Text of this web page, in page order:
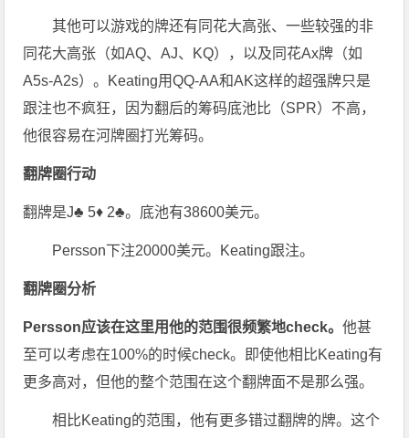
其他可以游戏的牌还有同花大高张、一些较强的非
同花大高张（如AQ、AJ、KQ），以及同花Ax牌（如
A5s-A2s）。Keating用QQ-AA和AK这样的超强牌只是
跟注也不疯狂，因为翻后的筹码底池比（SPR）不高，
他很容易在河牌圈打光筹码。
翻牌圈行动
翻牌是J♣ 5♦ 2♣。底池有38600美元。
Persson下注20000美元。Keating跟注。
翻牌圈分析
Persson应该在这里用他的范围很频繁地check。他甚
至可以考虑在100%的时候check。即使他相比Keating有
更多高对，但他的整个范围在这个翻牌面不是那么强。
相比Keating的范围，他有更多错过翻牌的牌。这个